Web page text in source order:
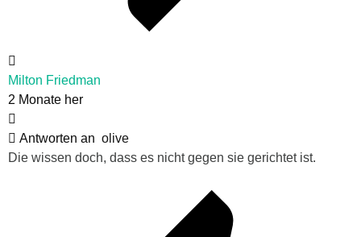
Milton Friedman
2 Monate her
Antworten an olive
Die wissen doch, dass es nicht gegen sie gerichtet ist.